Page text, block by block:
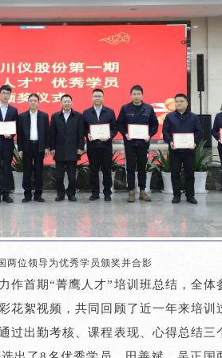
两位领导为优秀学员颁奖并合影
作首期“菁鹰人才”培训班总结，全体
花絮视频，共同回顾了近一年来培训
过出勤考核、课程表现、心得总结三